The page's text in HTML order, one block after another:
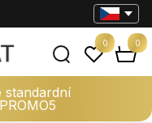
standardní
0 0